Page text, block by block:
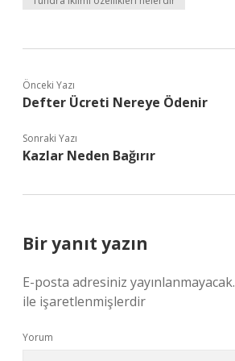
Önceki Yazı
Defter Ücreti Nereye Ödenir
Sonraki Yazı
Kazlar Neden Bağırır
Bir yanıt yazın
E-posta adresiniz yayınlanmayacak.
ile işaretlenmişlerdir
Yorum